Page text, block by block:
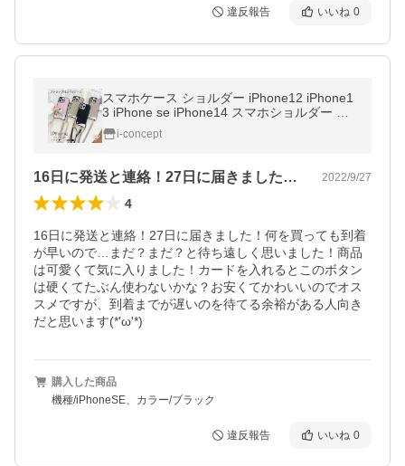
違反報告 いいね 0
スマホケース ショルダー iPhone12 iPhone1
3 iPhone se iPhone14 スマホショルダー ス
トラップ スマホストラップ 斜め掛け 肩掛け
カード 2023年最新版 セール
i-concept
16日に発送と連絡！27日に届きました… 2022/9/27
4
16日に発送と連絡！27日に届きました！何を買っても到着
が早いので…まだ？まだ？と待ち遠しく思いました！商品
は可愛くて気に入りました！カードを入れるとこのボタン
は硬くてたぶん使わないかな？お安くてかわいいのでオス
スメですが、到着までが遅いのを待てる余裕がある人向き
だと思います(*'ω'*)
購入した商品
機種/iPhoneSE、カラー/ブラック
違反報告 いいね 0